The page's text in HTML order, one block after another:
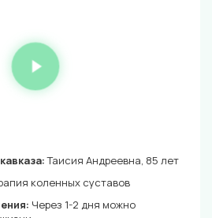
Таисия Андреевна, 85 лет
коленных суставов
Через 1-2 дня можно